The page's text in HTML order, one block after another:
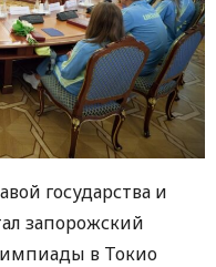
государства и
запорожский
в Токио